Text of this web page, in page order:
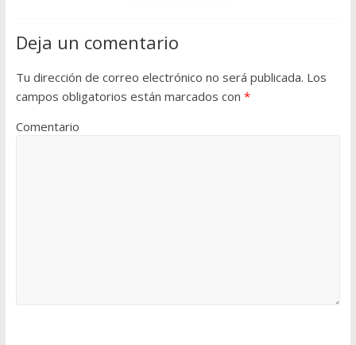
Deja un comentario
Tu dirección de correo electrónico no será publicada. Los
campos obligatorios están marcados con *
Comentario